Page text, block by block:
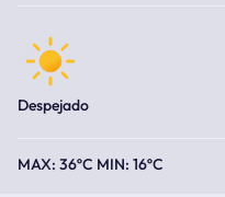
Despejado
36ºC 16ºC